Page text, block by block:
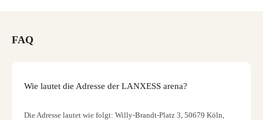
FAQ
Wie lautet die Adresse der LANXESS arena?
Die Adresse lautet wie folgt: Willy-Brandt-Platz 3, 50679 Köln,